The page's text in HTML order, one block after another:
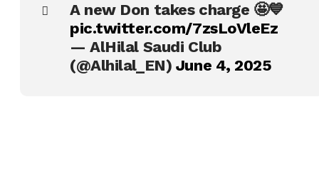
A new Don takes charge 🤩💙
pic.twitter.com/7zsLoVleEz
— AlHilal Saudi Club
(@Alhilal_EN) June 4, 2025